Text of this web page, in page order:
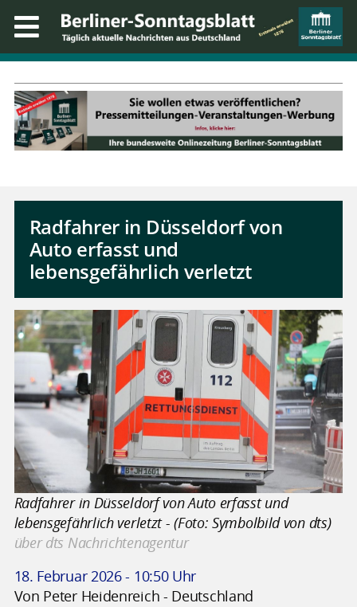
Radfahrer in Düsseldorf von
Auto erfasst und
lebensgefährlich verletzt
Radfahrer in Düsseldorf von Auto erfasst und
lebensgefährlich verletzt - (Foto: Symbolbild von dts)
über dts Nachrichtenagentur
18. Februar 2026 - 10:50 Uhr
Von Peter Heidenreich - Deutschland